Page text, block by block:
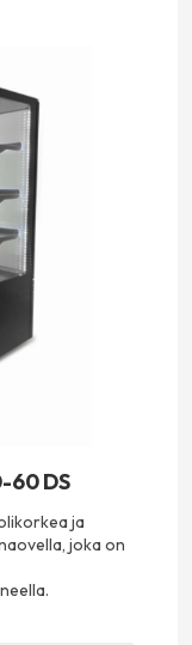
60 DS
ja
joka on